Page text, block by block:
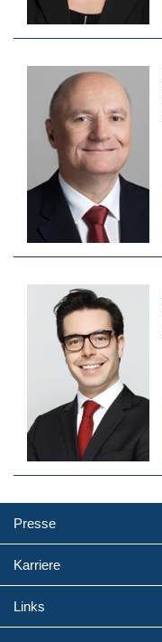
Presse
Karriere
Links